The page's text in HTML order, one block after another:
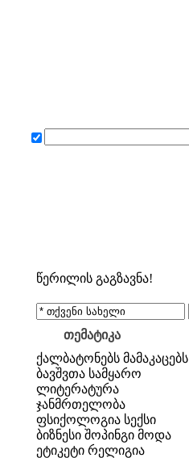
წერილის გაგზავნა!
თემატიკა
ქალბატონებს მამაკაცებს
ბავშვთა სამყარო
ლიტერატურა
ჯანმრთელობა
ფსიქოლოგია სექსი
ბიზნესი შოპინგი მოდა
ეტიკეტი რელიგია